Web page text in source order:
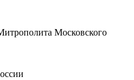
Московского